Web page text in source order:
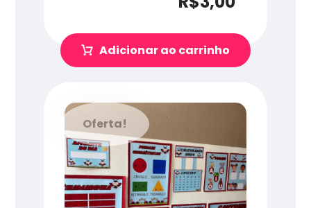
Adicionar ao carrinho
Oferta!